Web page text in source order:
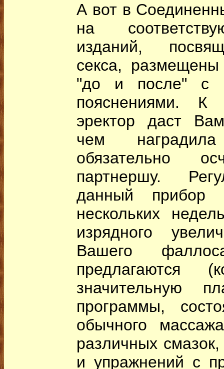
А вот в
на
изданий,
секса,
"до и после" с
пояснениями. К
эректор даст
чем
обязательно
партнершу.
данный прибор
нескольких
изрядного
Вашего
предлагаются
значительную
программы,
обычного
различных
и упражнений с